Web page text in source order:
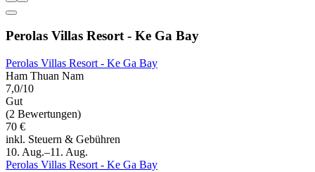
Perolas Villas Resort - Ke Ga Bay
Perolas Villas Resort - Ke Ga Bay
Ham Thuan Nam
7,0/10
Gut
(2 Bewertungen)
70 €
inkl. Steuern & Gebühren
10. Aug.–11. Aug.
Perolas Villas Resort - Ke Ga Bay